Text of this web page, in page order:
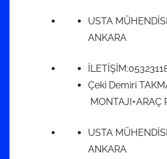
USTA
ANKARA
Çeki Demiri
MONTAJI+ARAÇ
USTA
ANKARA